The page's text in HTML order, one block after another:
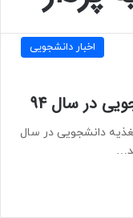
اخبار دانشجویی
در سال 94
دانشجویی در سال